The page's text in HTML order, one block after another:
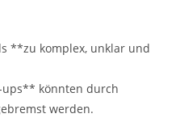
**zu komplex, unklar und
ups** könnten durch
werden.